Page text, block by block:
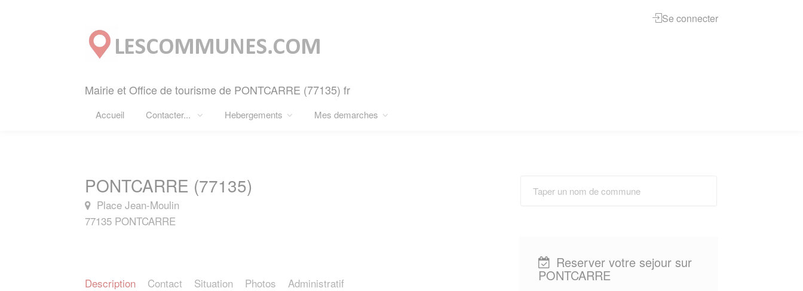
Mairie et Office de tourisme de PONTCARRE (77135) fr
Accueil Contacter... Hebergements Mes demarches
Se connecter
PONTCARRE (77135)
Place Jean-Moulin
77135 PONTCARRE
Description Contact Situation Photos Administratif
Reserver votre sejour sur
PONTCARRE